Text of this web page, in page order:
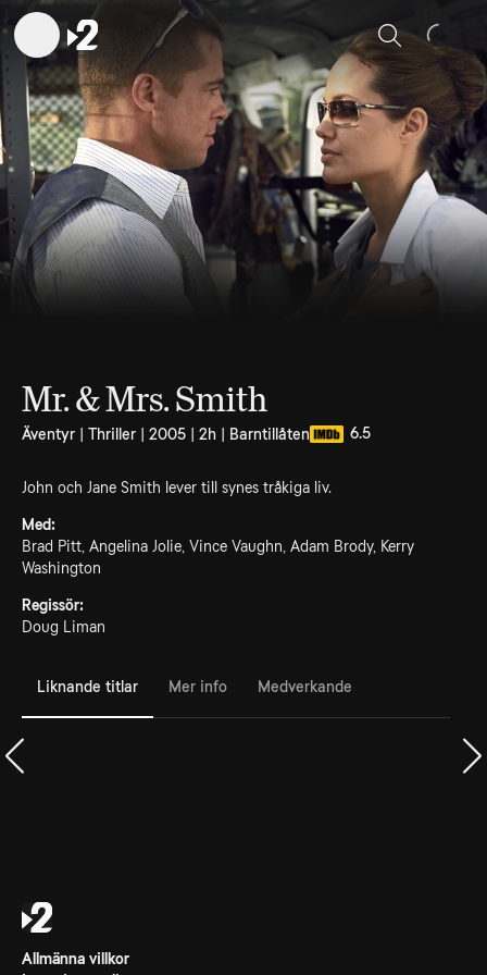
Sök
Mr. & Mrs. Smith
Äventyr | Thriller | 2005 | 2h | Barntillåten 6.5
John och Jane Smith lever till synes tråkiga liv.
Med:
Brad Pitt, Angelina Jolie, Vince Vaughn, Adam Brody, Kerry
Washington
Regissör:
Doug Liman
Liknande titlar Mer info Medverkande
Allmänna villkor